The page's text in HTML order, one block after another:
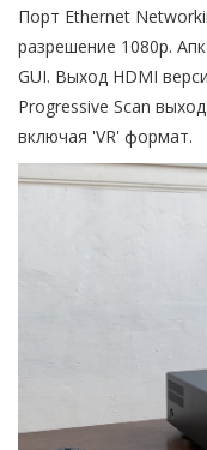
Порт Ethernet
разрешение 1080p.
GUI. Выход HDMI
Progressive Scan
включая 'VR' формат.